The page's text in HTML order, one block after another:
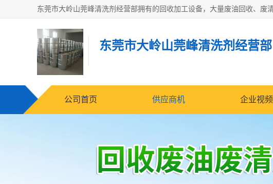
东莞市大岭山莞峰清洗剂经营部
公司首页 供应商机 企业视频